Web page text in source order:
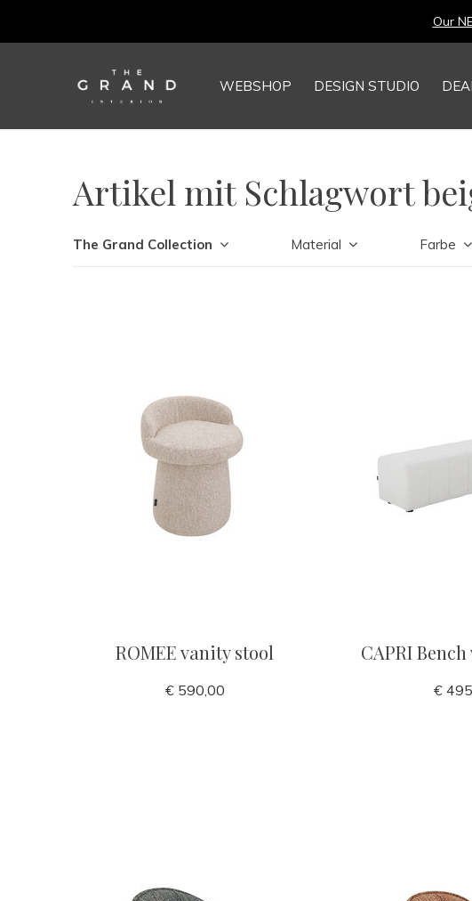
WEBSHOP DESIGN STUDIO
Our
Artikel mit Schlagwort
The Grand Collection Material Farbe
ROMEE vanity stool
€ 590,00
CAPRI
€